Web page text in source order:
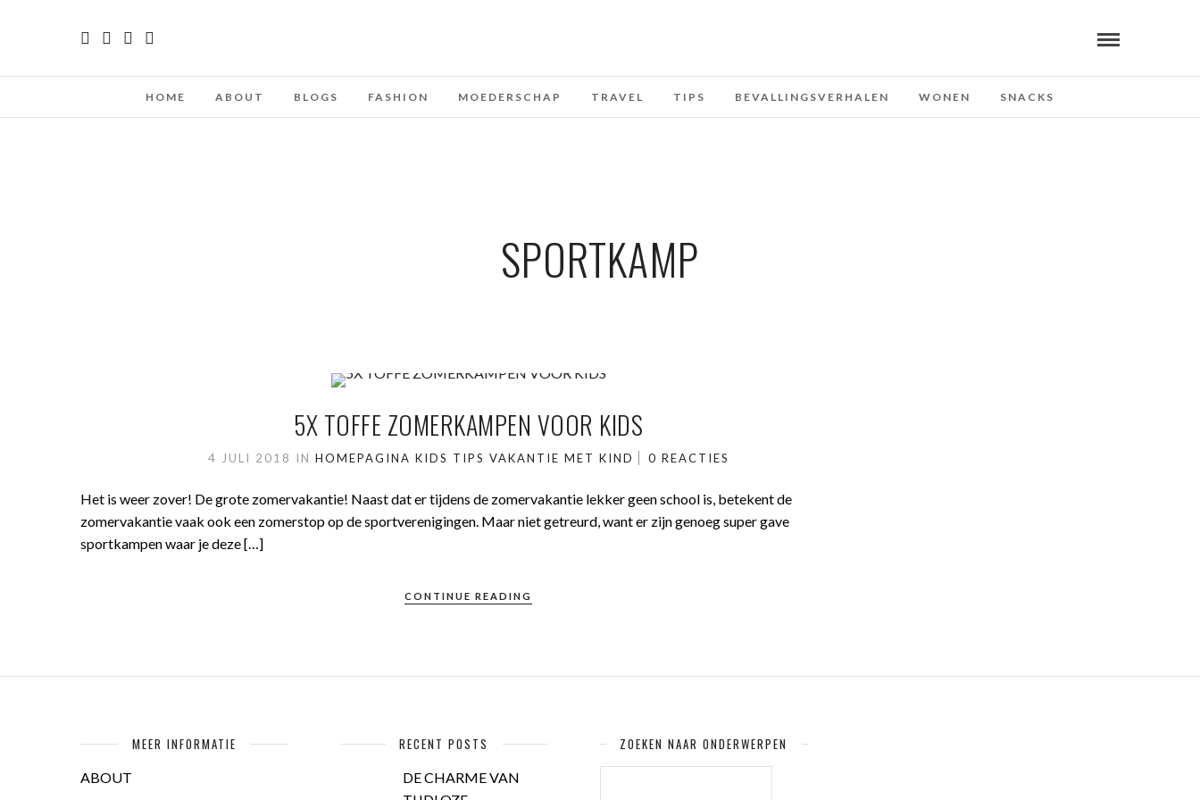
HOME ABOUT BLOGS FASHION MOEDERSCHAP TRAVEL TIPS BEVALLINGSVERHALEN WONEN SNACKS
SPORTKAMP
5X TOFFE ZOMERKAMPEN VOOR KIDS
4 JULI 2018 IN HOMEPAGINA KIDS TIPS VAKANTIE MET KIND 0 REACTIES
Het is weer zover! De grote zomervakantie! Naast dat er tijdens de zomervakantie lekker geen school is, betekent de
zomervakantie vaak ook een zomerstop op de sportverenigingen. Maar niet getreurd, want er zijn genoeg super gave
sportkampen waar je deze […]
CONTINUE READING
MEER INFORMATIE
ABOUT
RECENT POSTS
DE CHARME VAN
ZOEKEN NAAR ONDERWERPEN